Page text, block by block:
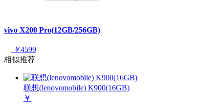
vivo X200 Pro(12GB/256GB)
￥4599
相似推荐
联想(lenovomobile) K900(16GB)
￥